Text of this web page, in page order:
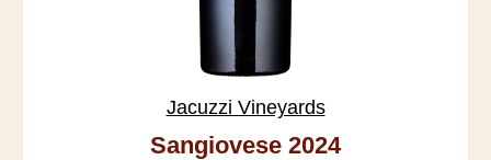
Jacuzzi Vineyards
Sangiovese 2024